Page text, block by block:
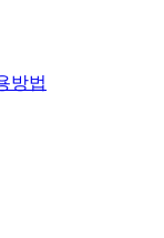
방법